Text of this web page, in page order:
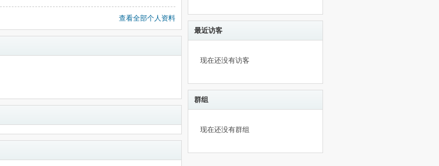
查看全部个人资料
最近访客
现在还没有访客
群组
现在还没有群组